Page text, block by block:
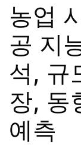
농업
공 지
석, 규
장, 동
예측